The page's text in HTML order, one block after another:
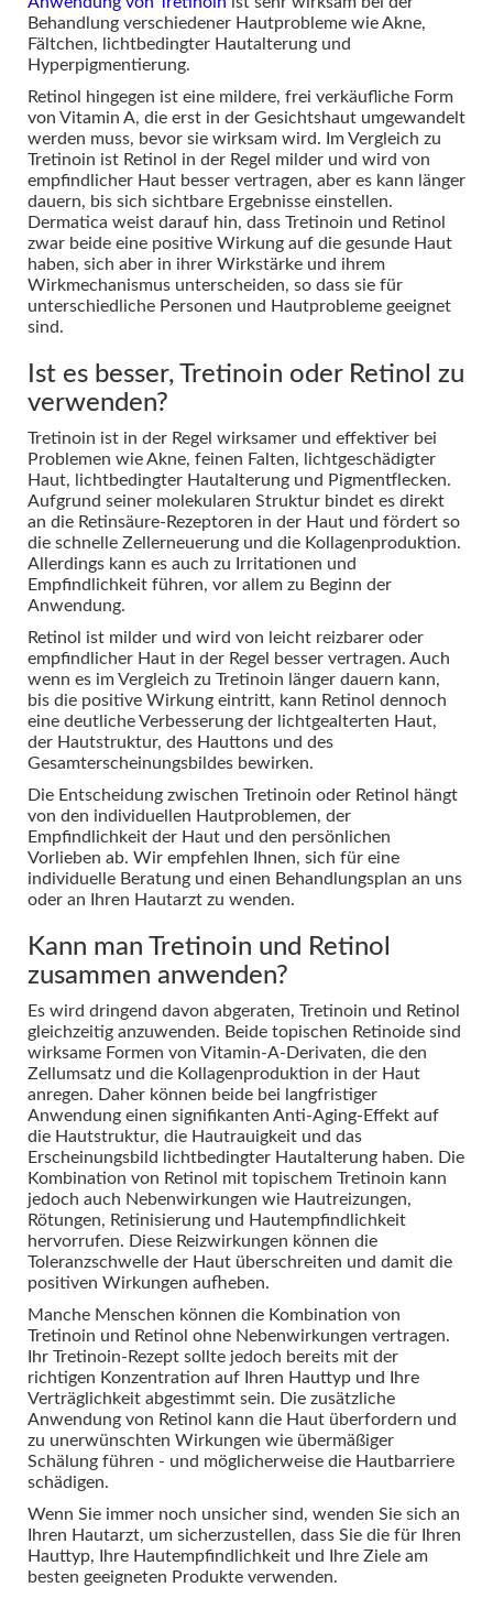
Behandlung verschiedener Hautprobleme wie Akne,
Fältchen, lichtbedingter Hautalterung und
Hyperpigmentierung.
Retinol hingegen ist eine mildere, frei verkäufliche Form
von Vitamin A, die erst in der Gesichtshaut umgewandelt
werden muss, bevor sie wirksam wird. Im Vergleich zu
Tretinoin ist Retinol in der Regel milder und wird von
empfindlicher Haut besser vertragen, aber es kann länger
dauern, bis sich sichtbare Ergebnisse einstellen.
Dermatica weist darauf hin, dass Tretinoin und Retinol
zwar beide eine positive Wirkung auf die gesunde Haut
haben, sich aber in ihrer Wirkstärke und ihrem
Wirkmechanismus unterscheiden, so dass sie für
unterschiedliche Personen und Hautprobleme geeignet
sind.
Ist es besser, Tretinoin oder Retinol zu
verwenden?
Tretinoin ist in der Regel wirksamer und effektiver bei
Problemen wie Akne, feinen Falten, lichtgeschädigter
Haut, lichtbedingter Hautalterung und Pigmentflecken.
Aufgrund seiner molekularen Struktur bindet es direkt
an die Retinsäure-Rezeptoren in der Haut und fördert so
die schnelle Zellerneuerung und die Kollagenproduktion.
Allerdings kann es auch zu Irritationen und
Empfindlichkeit führen, vor allem zu Beginn der
Anwendung.
Retinol ist milder und wird von leicht reizbarer oder
empfindlicher Haut in der Regel besser vertragen. Auch
wenn es im Vergleich zu Tretinoin länger dauern kann,
bis die positive Wirkung eintritt, kann Retinol dennoch
eine deutliche Verbesserung der lichtgealterten Haut,
der Hautstruktur, des Hauttons und des
Gesamterscheinungsbildes bewirken.
Die Entscheidung zwischen Tretinoin oder Retinol hängt
von den individuellen Hautproblemen, der
Empfindlichkeit der Haut und den persönlichen
Vorlieben ab. Wir empfehlen Ihnen, sich für eine
individuelle Beratung und einen Behandlungsplan an uns
oder an Ihren Hautarzt zu wenden.
Kann man Tretinoin und Retinol
zusammen anwenden?
Es wird dringend davon abgeraten, Tretinoin und Retinol
gleichzeitig anzuwenden. Beide topischen Retinoide sind
wirksame Formen von Vitamin-A-Derivaten, die den
Zellumsatz und die Kollagenproduktion in der Haut
anregen. Daher können beide bei langfristiger
Anwendung einen signifikanten Anti-Aging-Effekt auf
die Hautstruktur, die Hautrauigkeit und das
Erscheinungsbild lichtbedingter Hautalterung haben. Die
Kombination von Retinol mit topischem Tretinoin kann
jedoch auch Nebenwirkungen wie Hautreizungen,
Rötungen, Retinisierung und Hautempfindlichkeit
hervorrufen. Diese Reizwirkungen können die
Toleranzschwelle der Haut überschreiten und damit die
positiven Wirkungen aufheben.
Manche Menschen können die Kombination von
Tretinoin und Retinol ohne Nebenwirkungen vertragen.
Ihr Tretinoin-Rezept sollte jedoch bereits mit der
richtigen Konzentration auf Ihren Hauttyp und Ihre
Verträglichkeit abgestimmt sein. Die zusätzliche
Anwendung von Retinol kann die Haut überfordern und
zu unerwünschten Wirkungen wie übermäßiger
Schälung führen - und möglicherweise die Hautbarriere
schädigen.
Wenn Sie immer noch unsicher sind, wenden Sie sich an
Ihren Hautarzt, um sicherzustellen, dass Sie die für Ihren
Hauttyp, Ihre Hautempfindlichkeit und Ihre Ziele am
besten geeigneten Produkte verwenden.